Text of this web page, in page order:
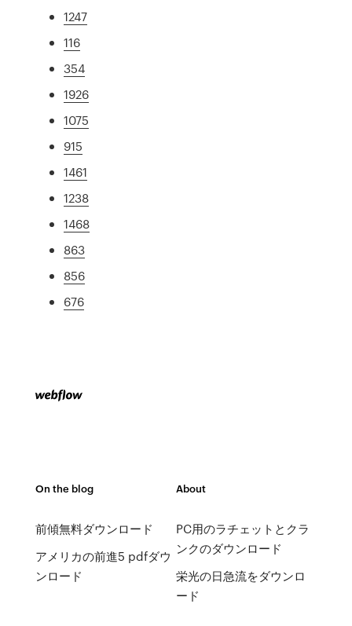
1247
116
354
1926
1075
915
1461
1238
1468
863
856
676
On the blog
前傾無料ダウンロード
アメリカの前進5 pdfダウ
ンロード
About
PC用のラチェットとクラ
ンクのダウンロード
栄光の日急流をダウンロ
ード